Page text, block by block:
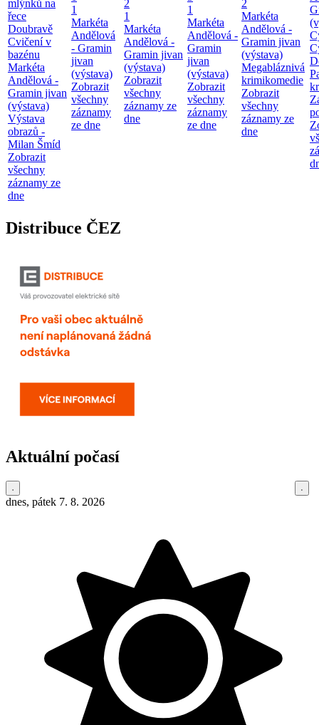
mlýnků na
řece
Doubravě
Cvičení v
bazénu
Markéta
Andělová -
Gramin jivan
(výstava)
Výstava
obrazů -
Milan Šmíd
Zobrazit
všechny
záznamy ze
dne
1
Markéta
Andělová
- Gramin
jivan
(výstava)
Zobrazit
všechny
záznamy
ze dne
2
1
Markéta
Andělová -
Gramin jivan
(výstava)
Zobrazit
všechny
záznamy ze
dne
1
Markéta
Andělová -
Gramin
jivan
(výstava)
Zobrazit
všechny
záznamy
ze dne
2
Markéta
Andělová -
Gramin jivan
(výstava)
Megabláznivá
krimikomedie
Zobrazit
všechny
záznamy ze
dne
Distribuce ČEZ
Aktuální počasí
dnes, pátek 7. 8. 2026